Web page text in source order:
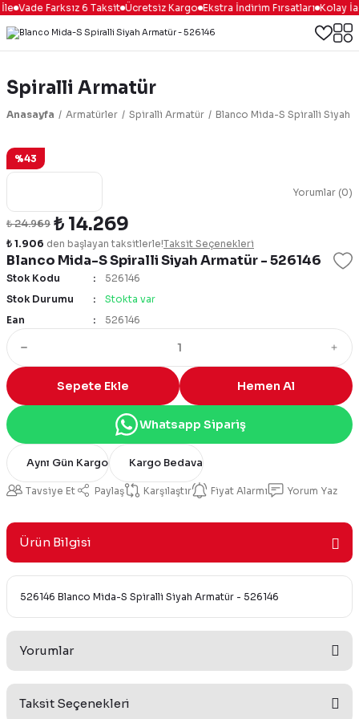
Vade Farksız 6 Taksit Ücretsiz Kargo Ekstra İndirim Fırsatları Kolay
Spiralli Armatür
Anasayfa Armatürler Spiralli Armatür Blanco Mida-S Spiralli Siyah
%43
Yorumlar (0)
Blanco Mida-S Spiralli Siyah Armatür - 526146
₺ 24.969 ₺ 14.269
₺ 1.906 den başlayan taksitlerle!Taksit Seçenekleri
Stok Kodu
526146
Stok Durumu
Stokta var
Ean
526146
Sepete Ekle Hemen Al
Whatsapp Sipariş
Aynı Gün Kargo Kargo Bedava
Tavsiye Et Paylaş Karşılaştır Fiyat Alarmı Yorum Yaz
Ürün Bilgisi
526146 Blanco Mida-S Spiralli Siyah Armatür - 526146
Yorumlar
Taksit Seçenekleri